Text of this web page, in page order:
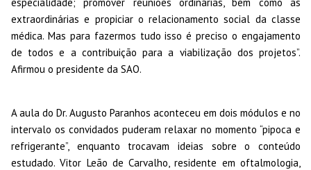
extraordinárias e propiciar o relacionamento social da classe
médica. Mas para fazermos tudo isso é preciso o engajamento
de todos e a contribuição para a viabilização dos projetos”.
Afirmou o presidente da SAO.
A aula do Dr. Augusto Paranhos aconteceu em dois módulos e no
intervalo os convidados puderam relaxar no momento “pipoca e
refrigerante”, enquanto trocavam ideias sobre o conteúdo
estudado. Vitor Leão de Carvalho, residente em oftalmologia,